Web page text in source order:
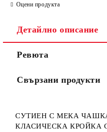
Оцени продукта
Детайлно описание
Ревюта
Свързани продукти
СУТИЕН С МЕКА
КЛАСИЧЕСКА КРОЙКА